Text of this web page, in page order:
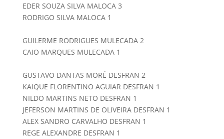
EDER SOUZA SILVA MALOCA 3
RODRIGO SILVA MALOCA 1
GUILERME RODRIGUES MULECADA 2
CAIO MARQUES MULECADA 1
GUSTAVO DANTAS MORÉ DESFRAN 2
KAIQUE FLORENTINO AGUIAR DESFRAN 1
NILDO MARTINS NETO DESFRAN 1
JEFERSON MARTINS DE OLIVEIRA DESFRAN 1
ALEX SANDRO CARVALHO DESFRAN 1
REGE ALEXANDRE DESFRAN 1